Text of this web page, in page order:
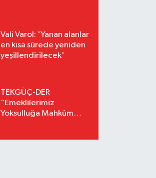
Vali Varol: 'Yanan alanlar
en kısa sürede yeniden
yeşillendirilecek'
TEKGÜÇ-DER
“Emeklilerimiz
Yoksulluğa Mahkûm